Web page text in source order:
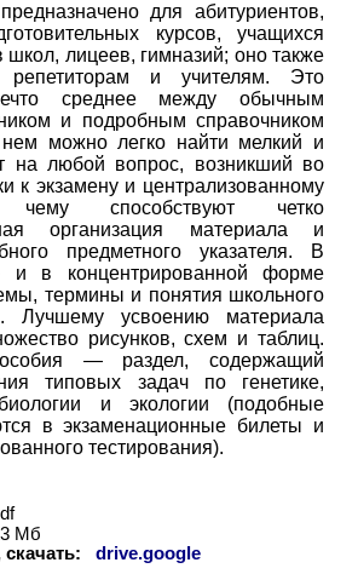
для абитуриентов,
курсов, учащихся
школ, лицеев, гимназий; оно также
репетиторам и учителям. Это
среднее между обычным
и подробным справочником
можно легко найти мелкий и
на любой вопрос, возникший во
к экзамену и централизованному
чему способствуют четко
организация материала и
предметного указателя. В
и в концентрированной форме
термины и понятия школьного
Лучшему усвоению материала
рисунков, схем и таблиц.
— раздел, содержащий
типовых задач по генетике,
и экологии (подобные
в экзаменационные билеты и
тестирования).
Мб
drive.google